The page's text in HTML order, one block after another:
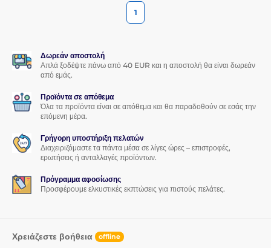
1
Δωρεάν αποστολή
Απλά ξοδέψτε πάνω από 40 EUR και η αποστολή θα είναι δωρεάν
από εμάς.
Προϊόντα σε απόθεμα
Όλα τα προϊόντα είναι σε απόθεμα και θα παραδοθούν σε εσάς την
επόμενη μέρα.
Γρήγορη υποστήριξη πελατών
Διαχειριζόμαστε τα πάντα μέσα σε λίγες ώρες – επιστροφές,
ερωτήσεις ή ανταλλαγές προϊόντων.
Πρόγραμμα αφοσίωσης
Προσφέρουμε ελκυστικές εκπτώσεις για πιστούς πελάτες.
Χρειάζεστε βοήθεια offline